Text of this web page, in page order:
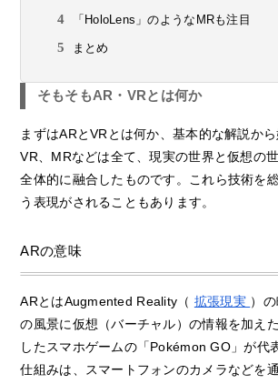
「HoloLens」のようなMRも注目
まとめ
そもそもAR・VRとは何か
まずはARとVRとは何か、基本的な解説から
VR、MRなどは全て、現実の世界と仮想の
全体的に融合したものです。これら技術を
う表現がされることもあります。
ARの意味
ARとはAugmented Reality（ 拡張現実 ）
の風景に仮想（バーチャル）の情報を加え
したスマホゲームの「Pokémon GO」が代
仕組みは、スマートフォンのカメラなどを